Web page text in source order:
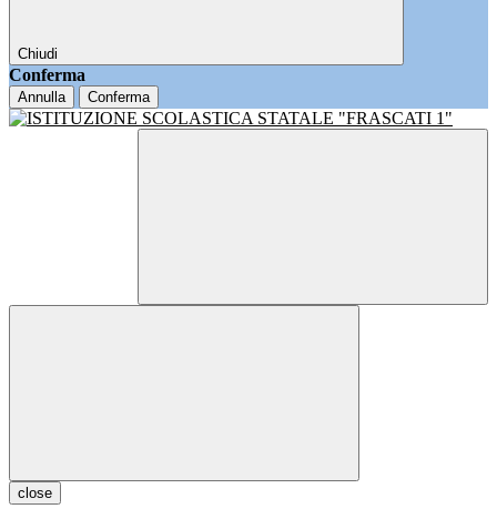
Chiudi
Conferma
Annulla Conferma
close